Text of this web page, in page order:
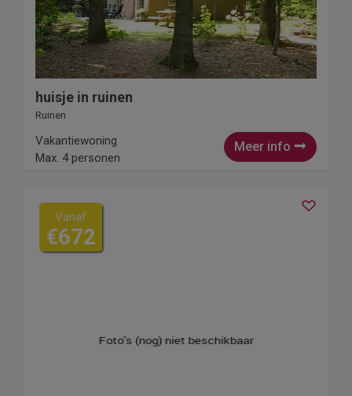
huisje in ruinen
Ruinen
Meer info
Vakantiewoning
Max. 4 personen
Vanaf
€672